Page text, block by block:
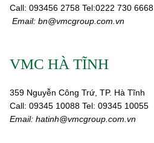
Call: 093456 2758 Tel:0222 730 6668
Email: bn@vmcgroup.com.vn
VMC HÀ TĨNH
359 Nguyễn Công Trứ, TP. Hà Tĩnh
Call: 09345 10088 Tel: 09345 10055
Email: hatinh@vmcgroup.com.vn